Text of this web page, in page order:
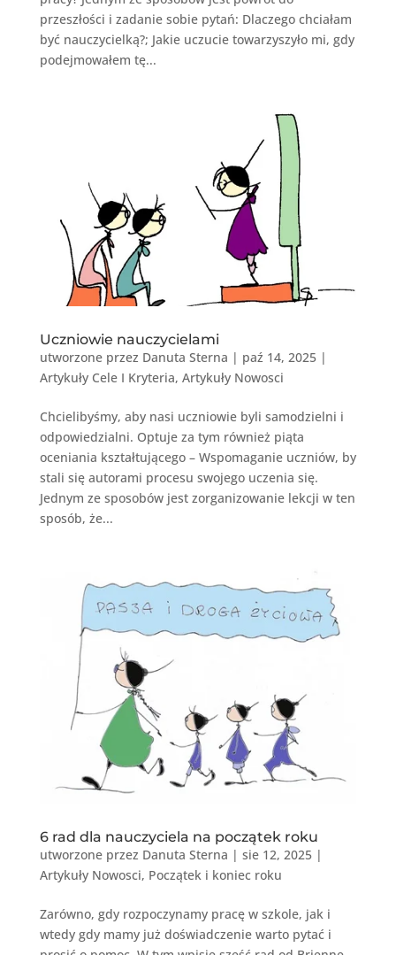
przeszłości i zadanie sobie pytań: Dlaczego chciałam
być nauczycielką?; Jakie uczucie towarzyszyło mi, gdy
podejmowałem tę...
Uczniowie nauczycielami
utworzone przez Danuta Sterna | paź 14, 2025|
Artykuły Cele I Kryteria, Artykuły Nowosci
Chcielibyśmy, aby nasi uczniowie byli samodzielni i
odpowiedzialni. Optuje za tym również piąta
oceniania kształtującego – Wspomaganie uczniów, by
stali się autorami procesu swojego uczenia się.
Jednym ze sposobów jest zorganizowanie lekcji w ten
sposób, że...
6 rad dla nauczyciela na początek roku
utworzone przez Danuta Sterna | sie 12, 2025|
Artykuły Nowosci, Początek i koniec roku
Zarówno, gdy rozpoczynamy pracę w szkole, jak i
wtedy gdy mamy już doświadczenie warto pytać i